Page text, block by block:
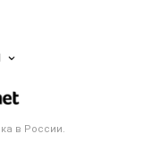
в России.
данных